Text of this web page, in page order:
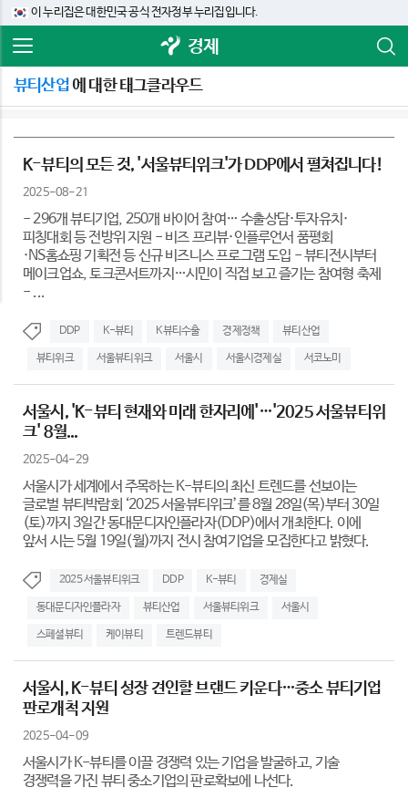
이 누리집은 대한민국 공식 전자정부 누리집입니다.
경제
뷰티산업에 대한 태그클라우드
K-뷰티의 모든 것, '서울뷰티위크'가 DDP에서 펼쳐집니다!
2025-08-21
- 296개 뷰티기업, 250개 바이어 참여… 수출상담·투자유치·
피칭대회 등 전방위 지원 - 비즈 프리뷰·인플루언서 품평회
·NS홈쇼핑 기획전 등 신규 비즈니스 프로그램 도입 - 뷰티전시부터
메이크업쇼, 토크콘서트까지…시민이 직접 보고 즐기는 참여형 축제
- ...
DDP K-뷰티 K뷰티수출 경제정책 뷰티산업
뷰티위크 서울뷰티위크 서울시 서울시경제실 서코노미
서울시, 'K-뷰티 현재와 미래 한자리에'…'2025 서울뷰티위
크' 8월...
2025-04-29
서울시가 세계에서 주목하는 K-뷰티의 최신 트렌드를 선보이는
글로벌 뷰티박람회 ‘2025 서울뷰티위크’를 8월 28일(목)부터 30일
(토)까지 3일간 동대문디자인플라자(DDP)에서 개최한다. 이에
앞서 시는 5월 19일(월)까지 전시 참여기업을 모집한다고 밝혔다.
2025 서울뷰티위크 DDP K-뷰티 경제실
동대문디자인플라자 뷰티산업 서울뷰티위크 서울시
스페셜뷰티 케이뷰티 트렌드뷰티
서울시, K-뷰티 성장 견인할 브랜드 키운다…중소 뷰티기업
판로개척 지원
2025-04-09
서울시가 K-뷰티를 이끌 경쟁력 있는 기업을 발굴하고, 기술
경쟁력을 가진 뷰티 중소기업의 판로확보에 나선다.